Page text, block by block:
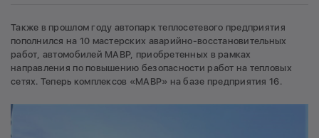
Также в прошлом году автопарк теплосетевого предприятия
пополнился на 10 мастерских аварийно-восстановительных
работ, автомобилей МАВР, приобретенных в рамках
направления по повышению безопасности работ на тепловых
сетях. Теперь комплексов «МАВР» на базе предприятия 16.